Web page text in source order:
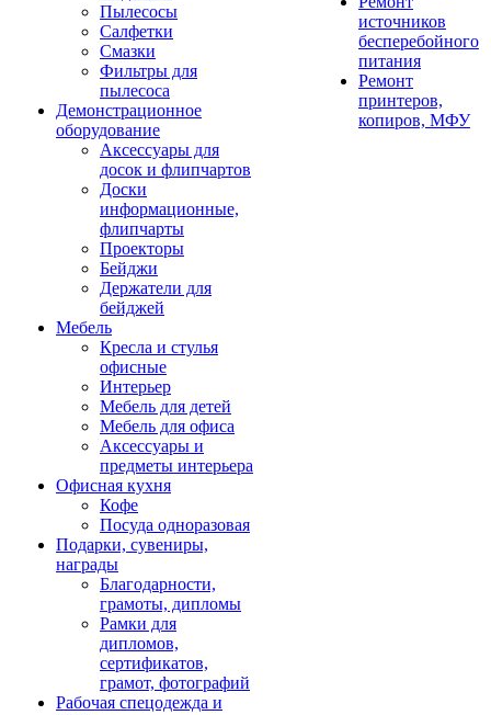
Пылесосы
Салфетки
Смазки
Фильтры для
пылесоса
Демонстрационное
оборудование
Аксессуары для
досок и флипчартов
Доски
информационные,
флипчарты
Проекторы
Бейджи
Держатели для
бейджей
Мебель
Кресла и стулья
офисные
Интерьер
Мебель для детей
Мебель для офиса
Аксессуары и
предметы интерьера
Офисная кухня
Кофе
Посуда одноразовая
Подарки, сувениры,
награды
Благодарности,
грамоты, дипломы
Рамки для
дипломов,
сертификатов,
грамот, фотографий
Рабочая спецодежда и
источников
бесперебойного
питания
Ремонт
принтеров,
копиров, МФУ